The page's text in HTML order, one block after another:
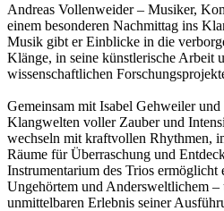
Andreas Vollenweider – Musiker,
einem besonderen Nachmittag ins
Musik gibt er Einblicke in die
Klänge, in seine künstlerische Arbeit
wissenschaftlichen
Gemeinsam mit Isabel Gehweiler
Klangwelten voller Zauber und
wechseln mit kraftvollen Rhythmen,
Räume für Überraschung und
Instrumentarium des Trios ermöglicht
Ungehörtem und Andersweltlichem
unmittelbaren Erlebnis seiner